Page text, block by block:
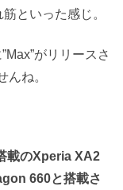
といった感じ。
がリリースさ
んね。
載のXperia XA2
660と搭載さ